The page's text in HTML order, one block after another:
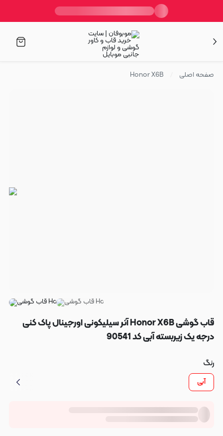
صفحه اصلی Honor X6B
قاب گوشی Honor X6B آنر سیلیکونی اورجینال پاک کنی
درجه یک زیربسته آبی کد 90541
رنگ
آبی